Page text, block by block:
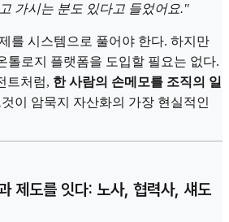
가시는 분도 있다고 들었어요."
를 시스템으로 풀어야 한다. 하지만
톨로지 플랫폼을 도입할 필요는 없다.
트처럼, 한 사람의 손메모를 조직의 일
이 암묵지 자산화의 가장 현실적인
제도를 잇다: 노사, 협력사, 섀도